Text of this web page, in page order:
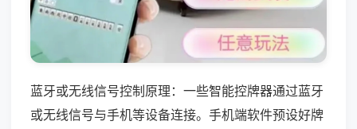
蓝牙或无线信号控制原理：一些智能控牌器通过蓝牙
或无线信号与手机等设备连接。手机端软件预设好牌